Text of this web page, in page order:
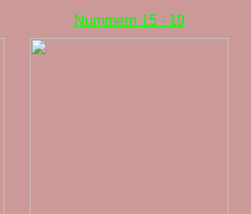
Nummern 15 - 19